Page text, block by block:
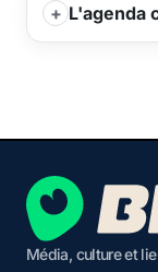
L'agenda
Média, culture et